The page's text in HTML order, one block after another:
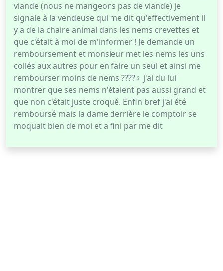
viande (nous ne mangeons pas de viande) je
signale à la vendeuse qui me dit qu'effectivement il
y a de la chaire animal dans les nems crevettes et
que c'était à moi de m'informer ! Je demande un
remboursement et monsieur met les nems les uns
collés aux autres pour en faire un seul et ainsi me
rembourser moins de nems ????‍♀️ j'ai du lui
montrer que ses nems n'étaient pas aussi grand et
que non c'était juste croqué. Enfin bref j'ai été
remboursé mais la dame derrière le comptoir se
moquait bien de moi et a fini par me dit